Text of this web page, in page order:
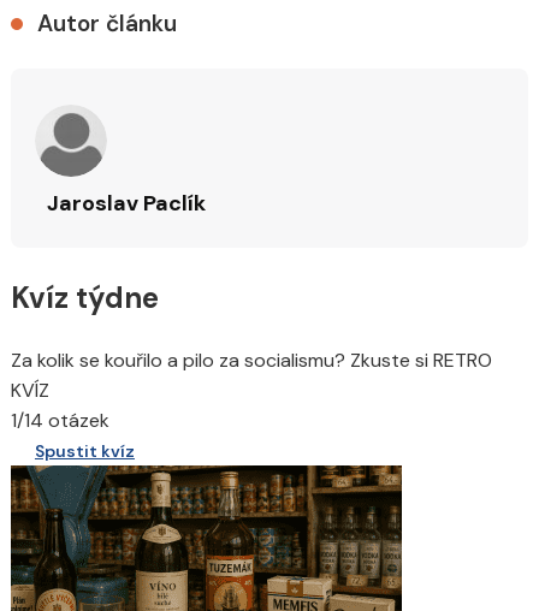
Autor článku
Jaroslav Paclík
Kvíz týdne
Za kolik se kouřilo a pilo za socialismu? Zkuste si RETRO
KVÍZ
1/14 otázek
Spustit kvíz